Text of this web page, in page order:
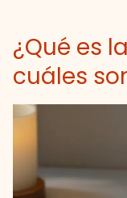
¿Qué es
cuáles